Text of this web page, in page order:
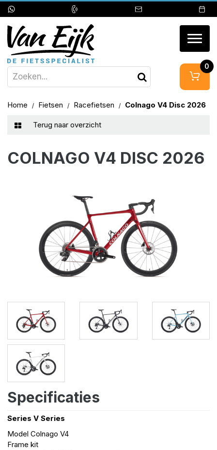
0
Home Fietsen Racefietsen Colnago V4 Disc 2026
Terug naar overzicht
COLNAGO V4 DISC 2026
Specificaties
Series V Series
Model Colnago V4
Frame kit